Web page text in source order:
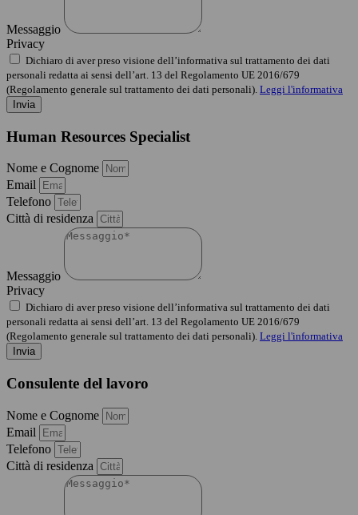
Messaggio
Privacy
Dichiaro di aver preso visione dell’informativa sul trattamento dei dati
personali redatta ai sensi dell’art. 13 del Regolamento UE 2016/679
(Regolamento generale sul trattamento dei dati personali). Leggi l'informativa
Invia
Human Resources Specialist
Nome e Cognome
Email
Telefono
Città di residenza
Messaggio
Privacy
Dichiaro di aver preso visione dell’informativa sul trattamento dei dati
personali redatta ai sensi dell’art. 13 del Regolamento UE 2016/679
(Regolamento generale sul trattamento dei dati personali). Leggi l'informativa
Invia
Consulente del lavoro
Nome e Cognome
Email
Telefono
Città di residenza